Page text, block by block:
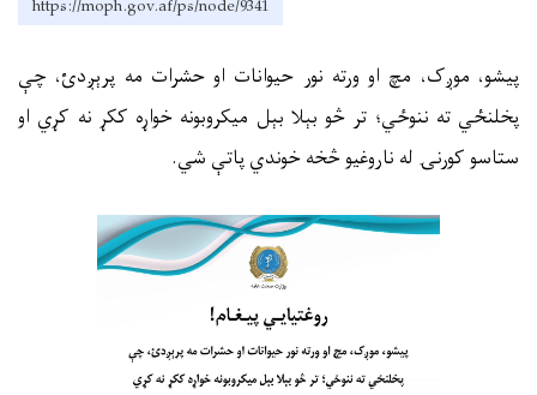
https://moph.gov.af/ps/node/9341
پیشو، موږک، مچ او ورته نور حیوانات او حشرات مه پرېږدئ، چې
پخلنځي ته ننوځي؛ تر څو بېلا بېل میکروبونه خواړه ککړ نه کړي او
ستاسو کورنۍ له ناروغیو څخه خوندي پاتې شي.